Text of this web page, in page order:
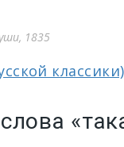
1835
классики)